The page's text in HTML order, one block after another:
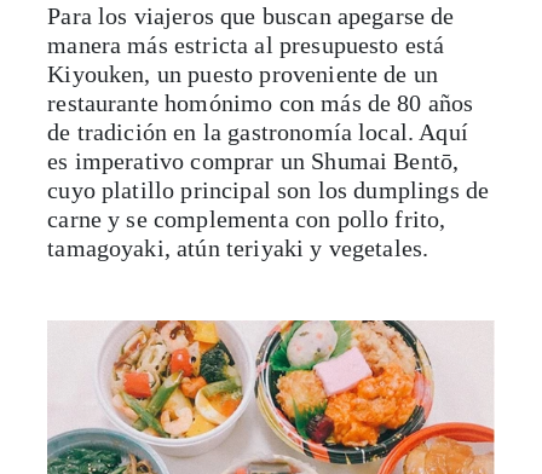
Para los viajeros que buscan apegarse de
manera más estricta al presupuesto está
Kiyouken, un puesto proveniente de un
restaurante homónimo con más de 80 años
de tradición en la gastronomía local. Aquí
es imperativo comprar un Shumai Bentō,
cuyo platillo principal son los dumplings de
carne y se complementa con pollo frito,
tamagoyaki, atún teriyaki y vegetales.